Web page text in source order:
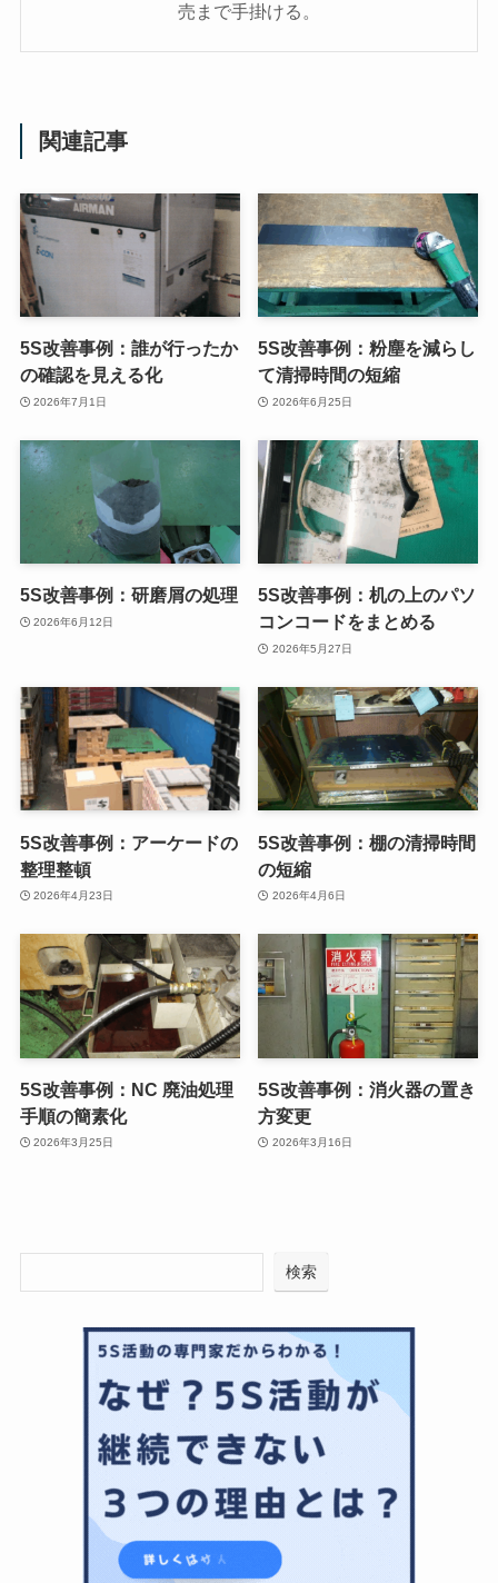
売まで手掛ける。
関連記事
5S改善事例：誰が行ったか
の確認を見える化
2026年7月1日
5S改善事例：粉塵を減らし
て清掃時間の短縮
2026年6月25日
5S改善事例：研磨屑の処理
2026年6月12日
5S改善事例：机の上のパソ
コンコードをまとめる
2026年5月27日
5S改善事例：アーケードの
整理整頓
2026年4月23日
5S改善事例：棚の清掃時間
の短縮
2026年4月6日
5S改善事例：NC 廃油処理
手順の簡素化
2026年3月25日
5S改善事例：消火器の置き
方変更
2026年3月16日
検索